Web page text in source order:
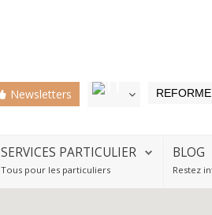
Newsletters
SERVICES PARTICULIER
Tous pour les particuliers
BLOG
Restez